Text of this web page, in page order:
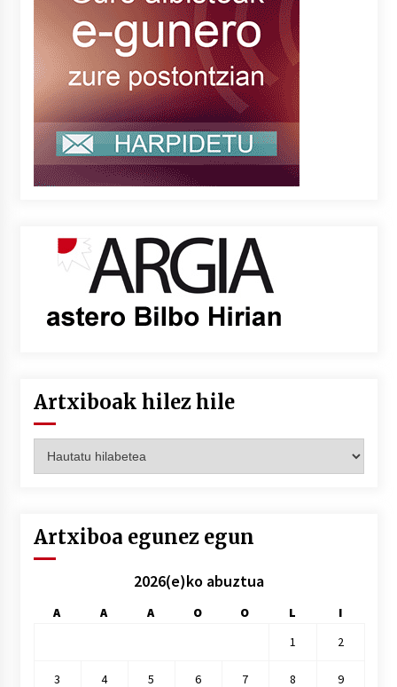
Artxiboak hilez hile
hilez
Artxiboa egunez egun
2026(e)ko abuztua
A A A O O L
I
1
2
3 4 5 6 7 8 9